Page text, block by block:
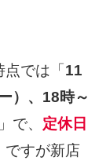
では「 11
）、18時～
」で、 定休日
ですが新店